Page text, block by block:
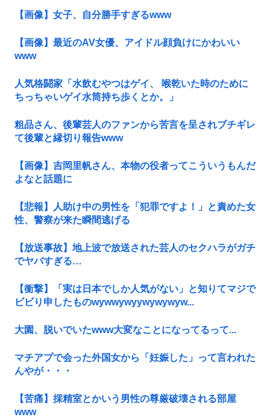
【画像】女子、自分勝手すぎるwww
【画像】最近のAV女優、アイドル顔負けにかわいい
www
人気格闘家「水飲むやつはゲイ、 喉乾いた時のために
ちっちゃいゲイ水筒持ち歩くとか。」
粗品さん、後輩芸人のファンから苦言を呈されブチギレ
て後輩と縁切り報告www
【画像】吉岡里帆さん、本物の役者ってこういうもんだ
よなと話題に
【悲報】人助け中の男性を「犯罪ですよ！」と責めた女
性、警察が来た瞬間逃げる
【放送事故】地上波で放送された芸人のセクハラがガチ
でヤバすぎる…
【衝撃】「実は日本でしか人気がない」と知りてマジで
ビビり申したものwywwywyywywywyw...
大園、脱いでいたwww大変なことになってるって...
マチアプで会った外国女から「妊娠した」って言われた
んやが・・・
【苦痛】採精室とかいう男性の尊厳破壊される部屋
www